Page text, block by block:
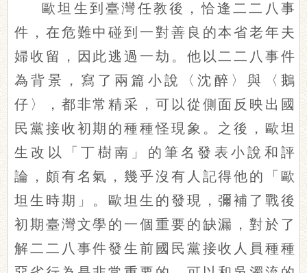
歐坦生到臺灣任教後，恰逢二二八事
件，在危難中碰到一對善良的本省老年夫
婦收留，因此逃過一劫。他以二二八事件
為背景，寫了兩篇小說〈沈醉〉與〈鵝
仔〉，都非常精采，可以從側面反映出國
民黨接收初期的種種怪現象。之後，歐坦
生改以「丁樹南」的筆名發表小說和評
論，頗有名氣，幾乎沒有人記得他的「歐
坦生時期」。歐坦生的發現，彌補了戰後
初期臺灣文學的一個重要的缺漏，對於了
解二二八事件發生前國民黨接收人員種種